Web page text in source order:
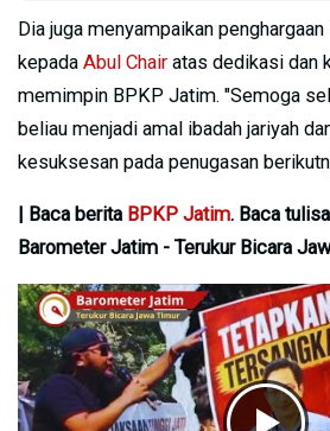
Dia juga menyampaikan
kepada Abul Chair atas dedikasi dan
memimpin BPKP Jatim. "Semoga
beliau menjadi amal ibadah jariyah
kesuksesan pada penugasan
| Baca berita BPKP Jatim. Baca
Barometer Jatim - Terukur Bicara